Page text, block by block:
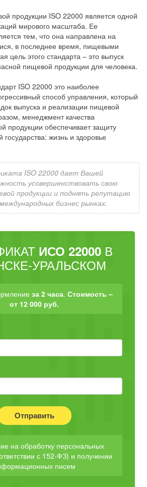
продукции ISO 22000 является одной
мирового масштаба. Ее
тем, что она направлена на
в последнее время, пищевыми
цель этого стандарта – это выпуск
пищевой продукции для человека.
ISO 22000 это наиболее
способ управления, который
выпуска и реализации пищевой
менеджмент качества
продукции обеспечивает защиту
жизнь и здоровье
ISO 22000 дает Вашей
усовершенствовать свою
продукции и поднять репутацию
бизнес рынках.
ИСО 22000 В
УРАЛЬСКОМ
за 2 часа. Стоимость –
от 12 000 руб.
Отправить
на обработку персональных
с 152-ФЗ) и получении
писем